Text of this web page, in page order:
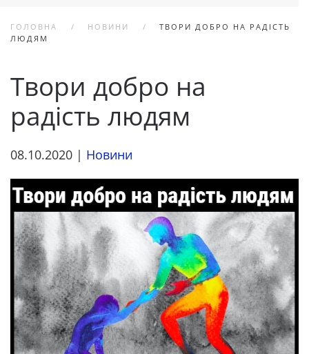
ГОЛОВНА НОВИНИ
ТВОРИ ДОБРО НА РАДІСТЬ
ЛЮДЯМ
Твори добро на
радість людям
08.10.2020 | Новини